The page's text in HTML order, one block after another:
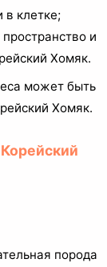
в клетке;
и
Хомяк.
может быть
Хомяк.
порода